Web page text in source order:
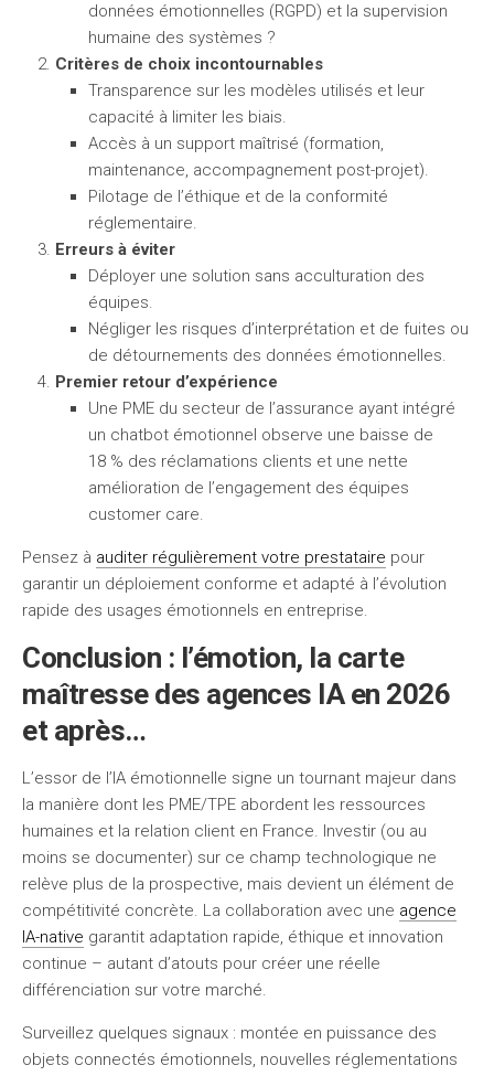
données émotionnelles (RGPD) et la supervision
humaine des systèmes ?
Critères de choix incontournables
Transparence sur les modèles utilisés et leur
capacité à limiter les biais.
Accès à un support maîtrisé (formation,
maintenance, accompagnement post-projet).
Pilotage de l’éthique et de la conformité
réglementaire.
Erreurs à éviter
Déployer une solution sans acculturation des
équipes.
Négliger les risques d’interprétation et de fuites ou
de détournements des données émotionnelles.
Premier retour d’expérience
Une PME du secteur de l’assurance ayant intégré
un chatbot émotionnel observe une baisse de
18 % des réclamations clients et une nette
amélioration de l’engagement des équipes
customer care.
Pensez à auditer régulièrement votre prestataire pour
garantir un déploiement conforme et adapté à l’évolution
rapide des usages émotionnels en entreprise.
Conclusion : l’émotion, la carte
maîtresse des agences IA en 2026
et après…
L’essor de l’IA émotionnelle signe un tournant majeur dans
la manière dont les PME/TPE abordent les ressources
humaines et la relation client en France. Investir (ou au
moins se documenter) sur ce champ technologique ne
relève plus de la prospective, mais devient un élément de
compétitivité concrète. La collaboration avec une agence
IA-native garantit adaptation rapide, éthique et innovation
continue – autant d’atouts pour créer une réelle
différenciation sur votre marché.
Surveillez quelques signaux : montée en puissance des
objets connectés émotionnels, nouvelles réglementations